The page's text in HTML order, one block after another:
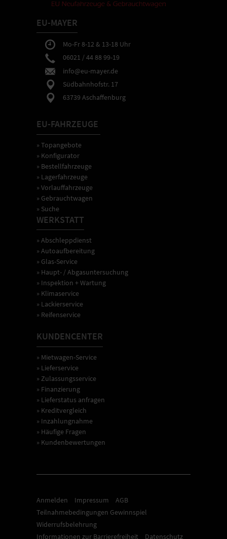
EU-MAYER
Mo-Fr 8-12 & 13-18 Uhr
06021 / 44 88 99-19
info@eu-mayer.de
Südbahnhofstr. 17
63739 Aschaffenburg
EU-FAHRZEUGE
» Topangebote
» Konfigurator
» Bestellfahrzeuge
» Lagerfahrzeuge
» Vorlauffahrzeuge
» Gebrauchtwagen
» Suche
WERKSTATT
» Abschleppdienst
» Autoaufbereitung
» Glas-Service
» Haupt- / Abgasuntersuchung
» Inspektion + Wartung
» Klimaservice
» Lackierservice
» Reifenservice
KUNDENCENTER
» Mietwagen-Service
» Lieferservice
» Zulassungsservice
» Finanzierung
» Lieferstatus anfragen
» Kreditvergleich
» Inzahlungnahme
» Häufige Fragen
» Kundenbewertungen
Anmelden Impressum
AGB
Teilnahmebedingungen Gewinnspiel
Widerrufsbelehrung
Informationen zur Barrierefreiheit
Datenschutz